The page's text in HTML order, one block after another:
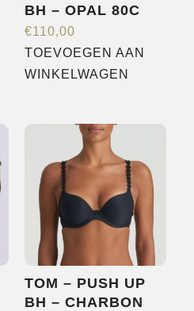
BH – OPAL 80C
€110,00
TOEVOEGEN AAN
WINKELWAGEN
TOM – PUSH UP
BH – CHARBON